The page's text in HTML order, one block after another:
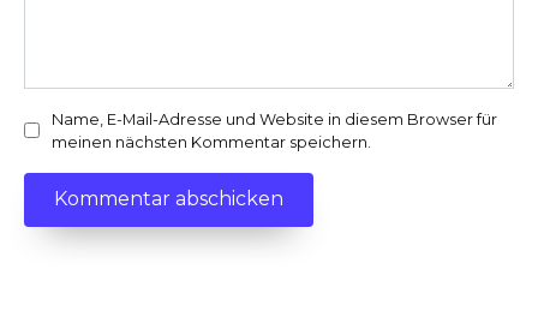
Name, E-Mail-Adresse und Website in diesem Browser für
meinen nächsten Kommentar speichern.